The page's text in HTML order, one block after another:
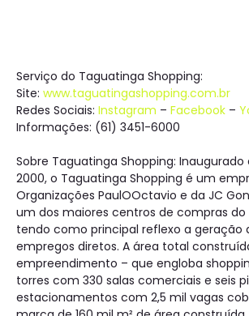
Serviço do Taguatinga Shopping:
Site: www.taguatingashopping.com.br
Redes Sociais: Instagram – Facebook –
Informações: (61) 3451-6000
Sobre Taguatinga Shopping:
2000, o Taguatinga Shopping é um
Organizações PaulOOctavio e da JC
um dos maiores centros de compras do
tendo como principal reflexo a geração
empregos diretos. A área total
empreendimento – que engloba
torres com 330 salas comerciais e seis
estacionamentos com 2,5 mil vagas